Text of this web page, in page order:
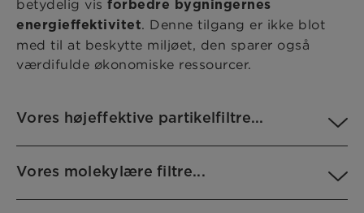
betydelig vis forbedre bygningernes
energieffektivitet. Denne tilgang er ikke blot
med til at beskytte miljøet, den sparer også
værdifulde økonomiske ressourcer.
Vores højeffektive partikelfiltre...
Vores molekylære filtre...